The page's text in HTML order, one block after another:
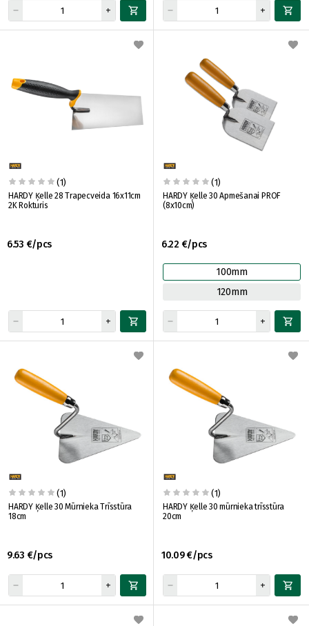
(1)
HARDY Ķelle 28 Trapecveida 16x11cm
2K Rokturis
6.53 €/pcs
(1)
HARDY Ķelle 30 Apmešanai PROF
(8x10cm)
6.22 €/pcs
100mm
120mm
(1)
HARDY Ķelle 30 Mūrnieka Trīsstūra
18cm
9.63 €/pcs
(1)
HARDY Ķelle 30 mūrnieka trīsstūra
20cm
10.09 €/pcs